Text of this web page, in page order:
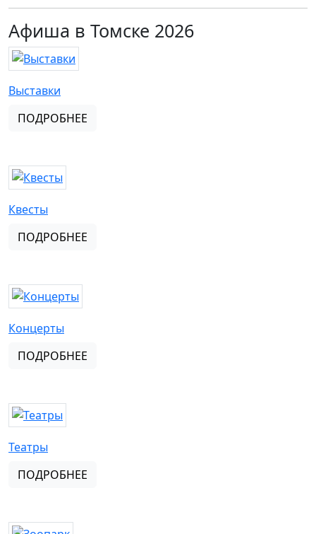
Афиша в Томске 2026
Выставки
ПОДРОБНЕЕ
Квесты
ПОДРОБНЕЕ
Концерты
ПОДРОБНЕЕ
Театры
ПОДРОБНЕЕ